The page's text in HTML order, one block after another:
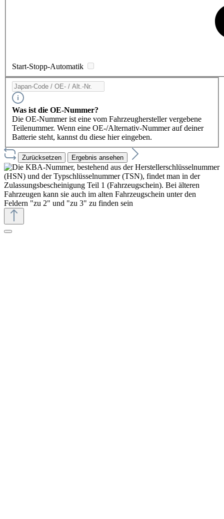
Start-Stopp-Automatik
Was ist die OE-Nummer?
Die OE-Nummer ist eine vom Fahrzeughersteller vergebene
Teilenummer. Wenn eine OE-/Alternativ-Nummer auf deiner
Batterie steht, kannst du diese hier eingeben.